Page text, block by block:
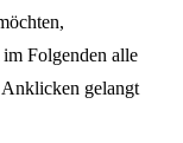
Folgenden alle
gelangt